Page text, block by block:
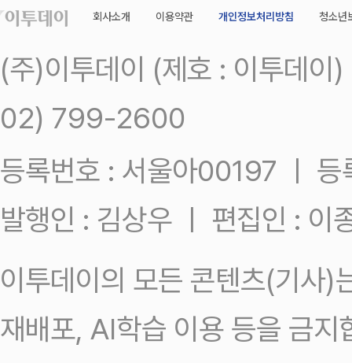
회사소개 이용약관 개인정보처리방침 청소년
(주)이투데이 (제호 : 이투데
02) 799-2600
등록번호 : 서울아00197 ㅣ
발행인 : 김상우 ㅣ 편집인 : 이
이투데이의 모든 콘텐츠(기사)
재배포, AI학습 이용 등을 금지